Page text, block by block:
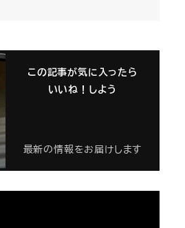
この記事が気に入ったら
いいね！しよう
最新の情報をお届けします